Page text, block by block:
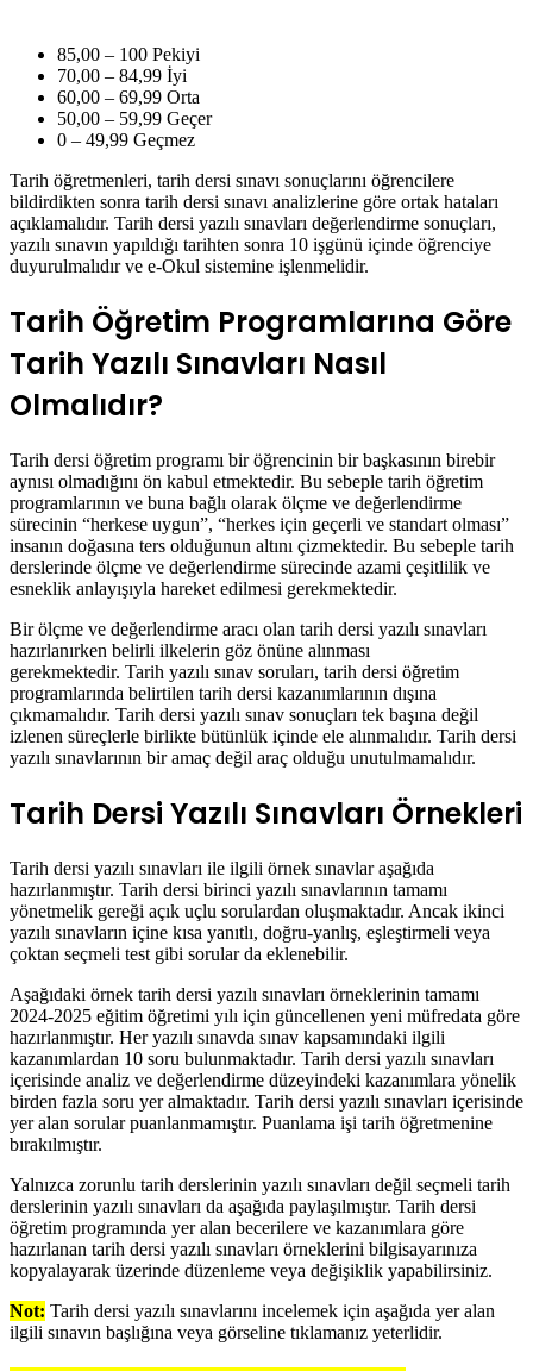
85,00 – 100 Pekiyi
70,00 – 84,99 İyi
60,00 – 69,99 Orta
50,00 – 59,99 Geçer
0 – 49,99 Geçmez
Tarih öğretmenleri, tarih dersi sınavı sonuçlarını öğrencilere
bildirdikten sonra tarih dersi sınavı analizlerine göre ortak hataları
açıklamalıdır. Tarih dersi yazılı sınavları değerlendirme sonuçları,
yazılı sınavın yapıldığı tarihten sonra 10 işgünü içinde öğrenciye
duyurulmalıdır ve e-Okul sistemine işlenmelidir.
Tarih Öğretim Programlarına Göre
Tarih Yazılı Sınavları Nasıl
Olmalıdır?
Tarih dersi öğretim programı bir öğrencinin bir başkasının birebir
aynısı olmadığını ön kabul etmektedir. Bu sebeple tarih öğretim
programlarının ve buna bağlı olarak ölçme ve değerlendirme
sürecinin “herkese uygun”, “herkes için geçerli ve standart olması”
insanın doğasına ters olduğunun altını çizmektedir. Bu sebeple tarih
derslerinde ölçme ve değerlendirme sürecinde azami çeşitlilik ve
esneklik anlayışıyla hareket edilmesi gerekmektedir.
Bir ölçme ve değerlendirme aracı olan tarih dersi yazılı sınavları
hazırlanırken belirli ilkelerin göz önüne alınması
gerekmektedir. Tarih yazılı sınav soruları, tarih dersi öğretim
programlarında belirtilen tarih dersi kazanımlarının dışına
çıkmamalıdır. Tarih dersi yazılı sınav sonuçları tek başına değil
izlenen süreçlerle birlikte bütünlük içinde ele alınmalıdır. Tarih dersi
yazılı sınavlarının bir amaç değil araç olduğu unutulmamalıdır.
Tarih Dersi Yazılı Sınavları Örnekleri
Tarih dersi yazılı sınavları ile ilgili örnek sınavlar aşağıda
hazırlanmıştır. Tarih dersi birinci yazılı sınavlarının tamamı
yönetmelik gereği açık uçlu sorulardan oluşmaktadır. Ancak ikinci
yazılı sınavların içine kısa yanıtlı, doğru-yanlış, eşleştirmeli veya
çoktan seçmeli test gibi sorular da eklenebilir.
Aşağıdaki örnek tarih dersi yazılı sınavları örneklerinin tamamı
2024-2025 eğitim öğretimi yılı için güncellenen yeni müfredata göre
hazırlanmıştır. Her yazılı sınavda sınav kapsamındaki ilgili
kazanımlardan 10 soru bulunmaktadır. Tarih dersi yazılı sınavları
içerisinde analiz ve değerlendirme düzeyindeki kazanımlara yönelik
birden fazla soru yer almaktadır. Tarih dersi yazılı sınavları içerisinde
yer alan sorular puanlanmamıştır. Puanlama işi tarih öğretmenine
bırakılmıştır.
Yalnızca zorunlu tarih derslerinin yazılı sınavları değil seçmeli tarih
derslerinin yazılı sınavları da aşağıda paylaşılmıştır. Tarih dersi
öğretim programında yer alan becerilere ve kazanımlara göre
hazırlanan tarih dersi yazılı sınavları örneklerini bilgisayarınıza
kopyalayarak üzerinde düzenleme veya değişiklik yapabilirsiniz.
Not: Tarih dersi yazılı sınavlarını incelemek için aşağıda yer alan
ilgili sınavın başlığına veya görseline tıklamanız yeterlidir.